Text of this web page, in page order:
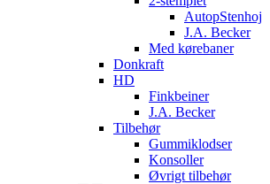
AutopStenhoj
J.A. Becker
Med kørebaner
Donkraft
HD
Finkbeiner
J.A. Becker
Tilbehør
Gummiklodser
Konsoller
Øvrigt tilbehør